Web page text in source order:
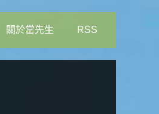
關於當先生 RSS